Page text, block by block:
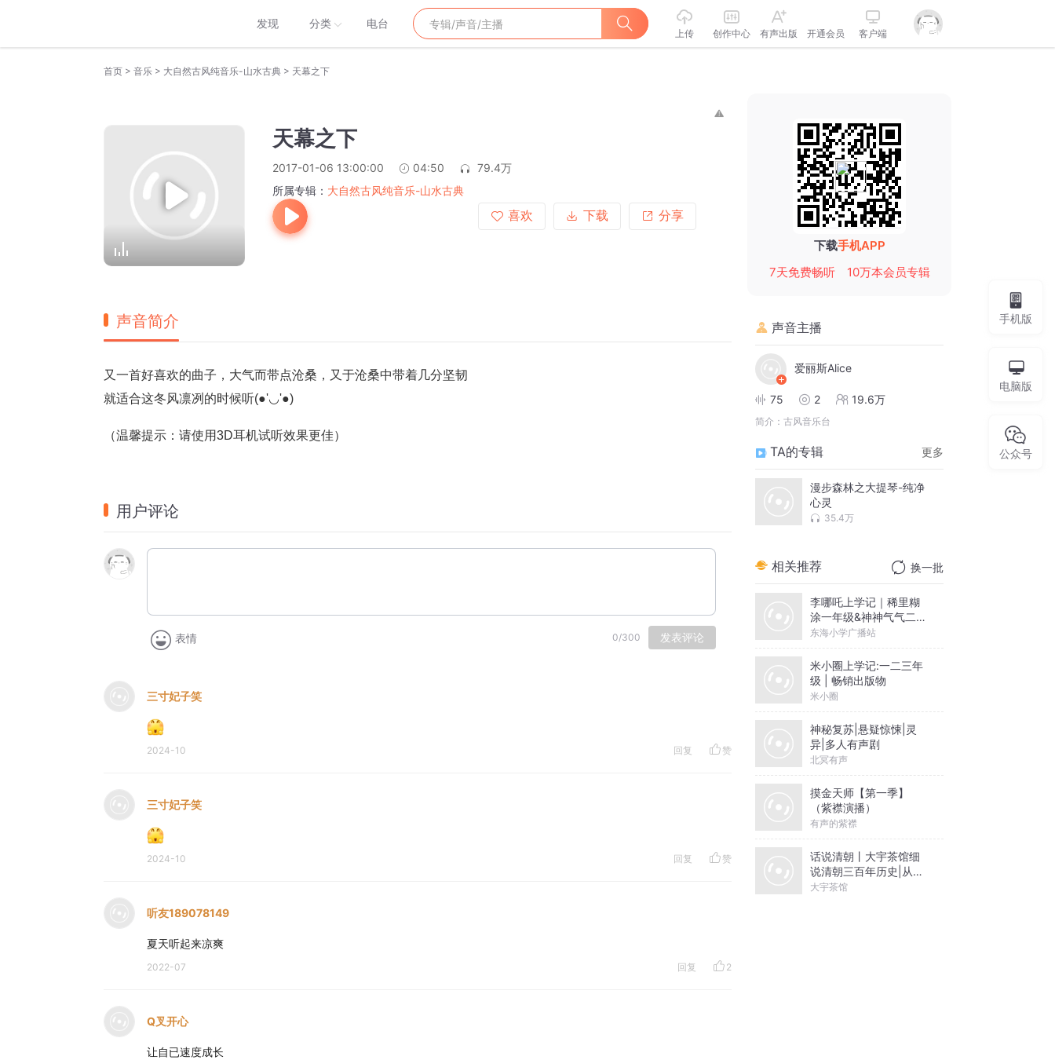
发现 分类 电台
上传 创作中心 有声出版 开通会员 客户端
首页 > 音乐 > 大自然古风纯音乐-山水古典 > 天幕之下
天幕之下
2017-01-06 13:00:00 04:50
79.4万
所属专辑： 大自然古风纯音乐-山水古典
喜欢
下载 分享
声音简介
又一首好喜欢的曲子，大气而带点沧桑，又于沧桑中带着几分坚韧
就适合这冬风凛冽的时候听(●'◡'●)
（温馨提示：请使用3D耳机试听效果更佳）
用户评论
表情 0/300 发表评论
三寸妃子笑
2024-10 回复 赞
三寸妃子笑
2024-10 回复 赞
听友189078149
夏天听起来凉爽
2022-07 回复 2
Q叉开心
让自已速度成长
下载手机APP
7天免费畅听
10万本会员专辑
声音主播
爱丽斯Alice
75 2 19.6万
简介： 古风音乐台
TA的专辑 更多
漫步森林之大提琴-纯净
心灵
35.4万
相关推荐 换一批
李哪吒上学记｜稀里糊
涂一年级&神神气气二年
级
东海小学广播站
米小圈上学记:一二三年
级 | 畅销出版物
米小圈
神秘复苏|悬疑惊悚|灵
异|多人有声剧
北冥有声
摸金天师【第一季】
（紫襟演播）
有声的紫襟
话说清朝丨大宇茶馆细
说清朝三百年历史|从努
尔哈赤到末代皇帝溥仪|
大宇茶馆
手机版
电脑版
公众号